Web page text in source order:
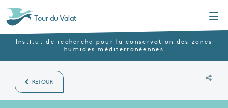
Tour du Valat
Institut de recherche pour la conservation des zones
humides méditerranéennes
RETOUR